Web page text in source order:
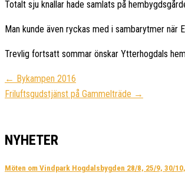
Totalt sju knallar hade samlats på
Man kunde även ryckas med i sambarytmer när
Trevlig fortsatt sommar önskar Ytterhogdals
← Bykampen 2016
Friluftsgudstjänst på Gammelträde →
NYHETER
Möten om Vindpark Hogdalsbygden 28/8, 25/9, 30/